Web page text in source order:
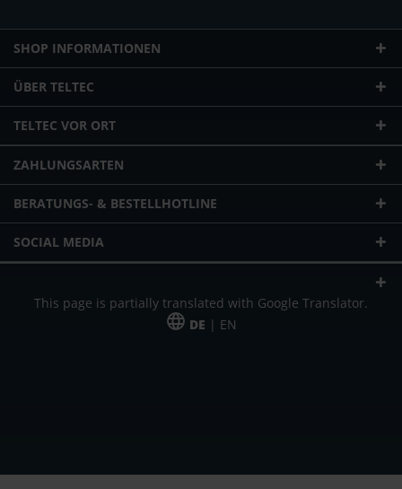
SHOP INFORMATIONEN
ÜBER TELTEC
TELTEC VOR ORT
ZAHLUNGSARTEN
BERATUNGS- & BESTELLHOTLINE
SOCIAL MEDIA
This page is partially translated with Google Translator.
DE | EN